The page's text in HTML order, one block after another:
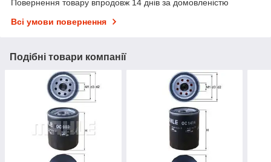
Повернення товару впродовж 14 днів за домовленістю
Всі умови повернення
Подібні товари компанії